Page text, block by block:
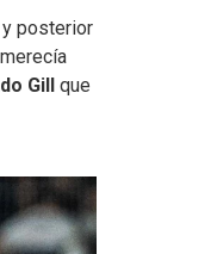
y posterior
Gill
que